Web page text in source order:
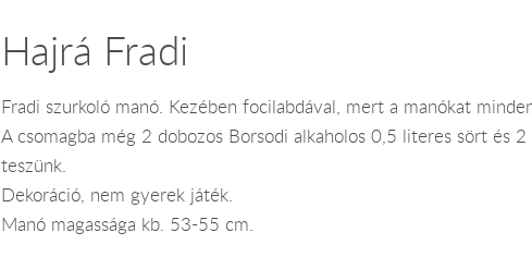
Hajrá Fradi
Fradi szurkoló manó. Kezében focilabdával, mert a manókat
A csomagba még 2 dobozos Borsodi alkaholos 0,5 literes sört és
teszünk.
Dekoráció, nem gyerek játék.
Manó magassága kb. 53-55 cm.